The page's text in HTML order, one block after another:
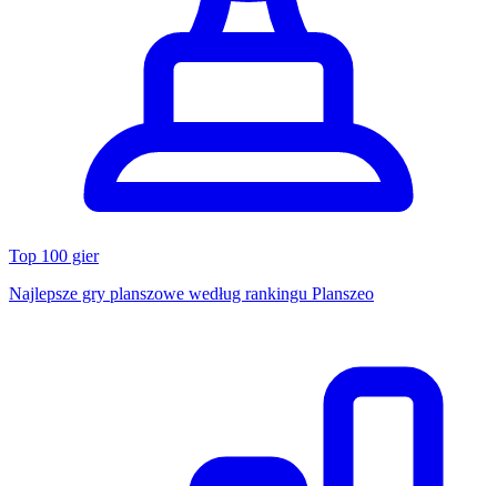
Top 100 gier
Najlepsze gry planszowe według rankingu Planszeo